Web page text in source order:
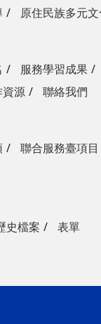
原住民族多元
服務學習成果
資源
聯絡我們
聯合服務臺項目
史檔案 表單